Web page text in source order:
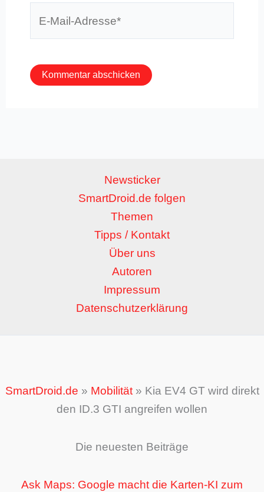
Newsticker
SmartDroid.de folgen
Themen
Tipps / Kontakt
Über uns
Autoren
Impressum
Datenschutzerklärung
SmartDroid.de » Mobilität» Kia EV4 GT wird direkt
den ID.3 GTI angreifen wollen
Die neuesten Beiträge
Ask Maps: Google macht die Karten-KI zum